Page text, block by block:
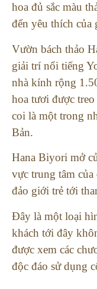
hoa đủ sắc màu
đến yêu thích của
Vườn bách thảo
giải trí nổi tiếng
nhà kính rộng
hoa tươi được
coi là một trong
Bản.
Hana Biyori mở
vực trung tâm
đảo giới trẻ tới
Đây là một loại
khách tới đây
được xem các
độc đáo sử dụng